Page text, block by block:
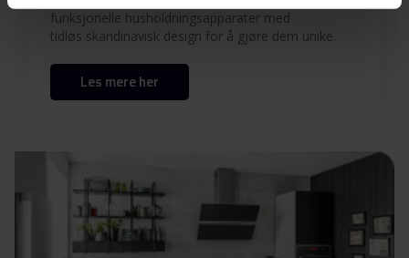
Sikkerhetsinformasjon og
advarsler (EN)
Last ned
Advarsler og
sikkerhetsinformasjon
Last ned
Brukermanual (EN) Last ned
funksjonelle husholdningsapparater med
tidløs skandinavisk design for å gjøre dem unike.
Les mere her